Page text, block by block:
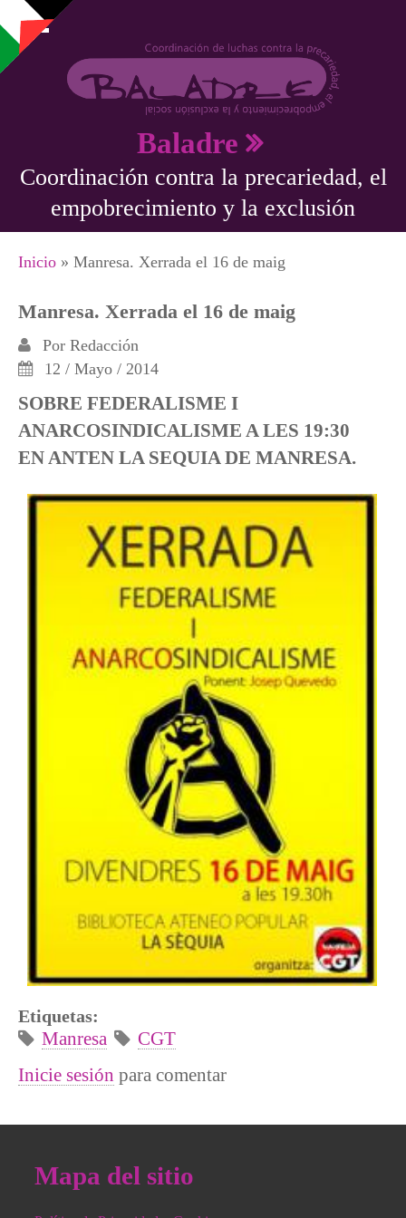
Pasar al contenido principal
Baladre
Coordinación contra la precariedad, el
empobrecimiento y la exclusión
Se encuentra usted aquí
Inicio » Manresa. Xerrada el 16 de maig
Manresa. Xerrada el 16 de maig
Por Redacción
12 / Mayo / 2014
SOBRE FEDERALISME I
ANARCOSINDICALISME A LES 19:30
EN ANTEN LA SEQUIA DE MANRESA.
Etiquetas:
Manresa
CGT
Inicie sesión para comentar
Mapa del sitio